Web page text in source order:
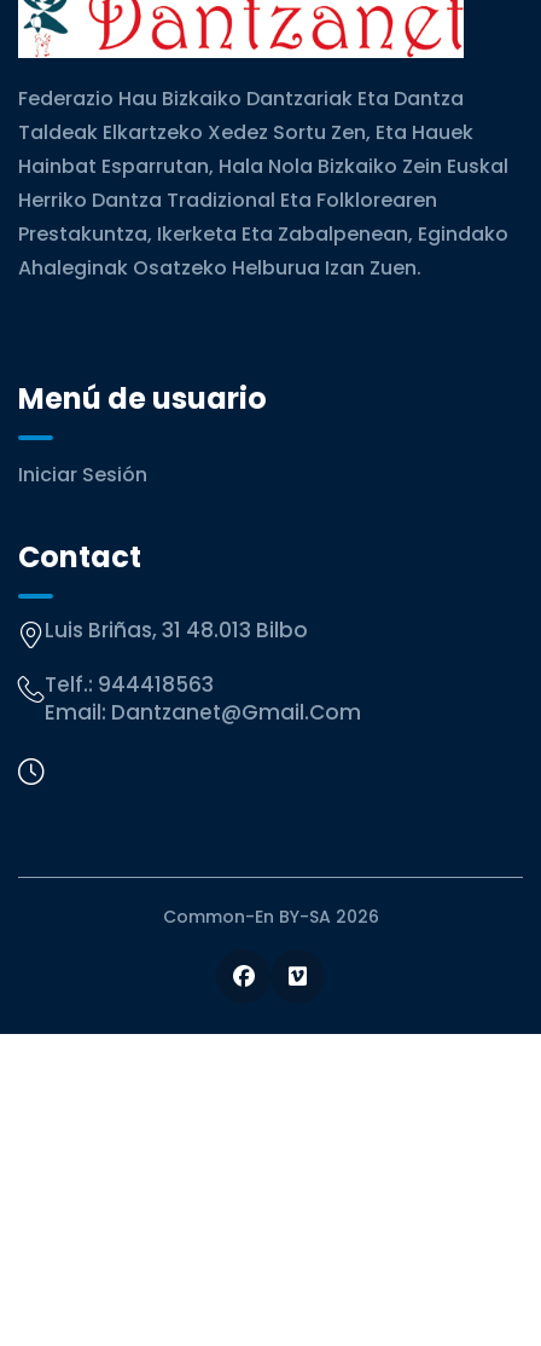
Federazio Hau Bizkaiko Dantzariak Eta Dantza
Taldeak Elkartzeko Xedez Sortu Zen, Eta Hauek
Hainbat Esparrutan, Hala Nola Bizkaiko Zein Euskal
Herriko Dantza Tradizional Eta Folklorearen
Prestakuntza, Ikerketa Eta Zabalpenean, Egindako
Ahaleginak Osatzeko Helburua Izan Zuen.
Menú de usuario
Iniciar Sesión
Contact
Luis Briñas, 31 48.013 Bilbo
Telf.: 944418563
Email: Dantzanet@gmail.com
Common-En BY-SA 2026
Facebook
Vimeo